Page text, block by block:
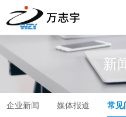
新
企业新闻 媒体报道 常见